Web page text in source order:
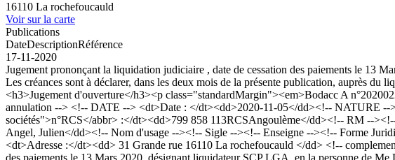
16110 La rochefoucauld
Voir sur la carte
Publications
DateDescriptionRéférence
17-11-2020
Jugement prononçant la liquidation judiciaire , date de cessation des paiements le 13
Les créances sont à déclarer, dans les deux mois de la présente publication, auprès
<h3>Jugement d'ouverture</h3><p class="standardMargin"><em>Bodacc A
annulation --> <!-- DATE --> <dt>Date : </dt><dd>2020-11-05</dd><!-- NATURE --
sociétés">n°RCS</abbr> :</dt><dd>799 858 113RCSAngoulème</dd><!-- RM --
Angel, Julien</dd><!-- Nom d'usage --><!-- Sigle --><!-- Enseigne --><!-- Forme
<dt>Adresse :</dt><dd> 31 Grande rue 16110 La rochefoucauld </dd> <!--
des paiements le 13 Mars 2020, désignant liquidateur SCP LGA, en la personne de